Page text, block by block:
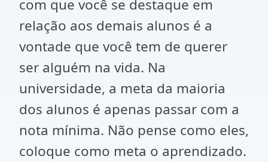
com que você se destaque em
relação aos demais alunos é a
vontade que você tem de querer
ser alguém na vida. Na
universidade, a meta da maioria
dos alunos é apenas passar com a
nota mínima. Não pense como eles,
coloque como meta o aprendizado.